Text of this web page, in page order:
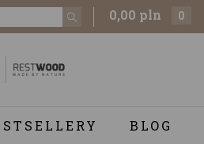
0,00 pln 0
BLOG